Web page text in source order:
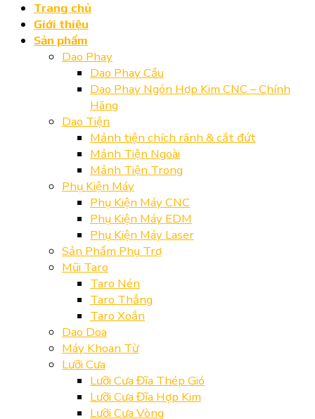
Trang chủ
Giới thiệu
Sản phẩm
Dao Phay
Dao Phay Cầu
Dao Phay Ngón Hợp Kim CNC – Chính
Hãng
Dao Tiện
Mảnh tiện chích rãnh & cắt đứt
Mảnh Tiện Ngoài
Mảnh Tiện Trong
Phụ Kiện Máy
Phụ Kiện Máy CNC
Phụ Kiện Máy EDM
Phụ Kiện Máy Laser
Sản Phẩm Phụ Trợ
Mũi Taro
Taro Nén
Taro Thẳng
Taro Xoắn
Dao Doa
Máy Khoan Từ
Lưỡi Cưa
Lưỡi Cưa Đĩa Thép Gió
Lưỡi Cưa Đĩa Hợp Kim
Lưỡi Cưa Vòng